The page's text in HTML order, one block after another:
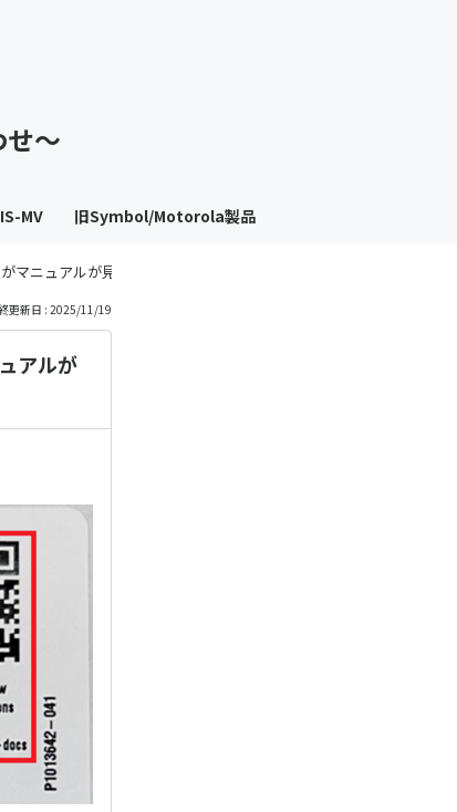
～
MV 旧Symbol/Motorola製品
マニュアルが見つかりません
更新日 : 2025/11/19
アルが